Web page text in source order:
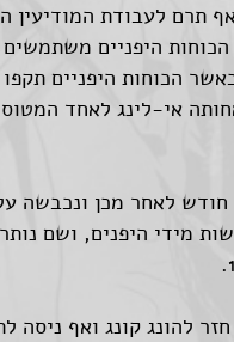
תרם לעבודת המודיעין
היפניים משתמשים
הכוחות היפניים
אחותה אי-לינג לאחד
לאחר מכן ונכבשה
מידי היפנים, ושם
בשלהי שנת 1944, חזר לקנדה אך ב-1956 חזר להונג